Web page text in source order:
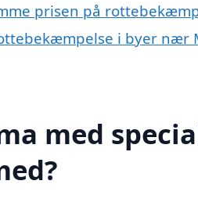
prisen på
i byer nær
med